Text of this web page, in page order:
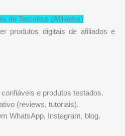
de Terceiros (Afiliados)
produtos digitais de afiliados e
e produtos testados.
(reviews, tutoriais).
WhatsApp, Instagram, blog.